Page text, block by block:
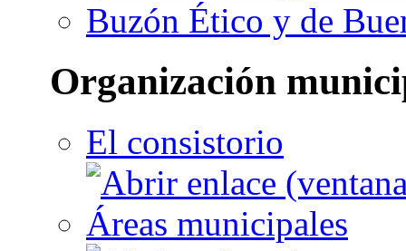
Buzón Ético y de
Organización
El consistorio
Áreas municipales